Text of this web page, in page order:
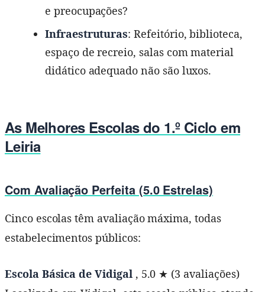
e preocupações?
Infraestruturas: Refeitório, biblioteca,
espaço de recreio, salas com material
didático adequado não são luxos.
As Melhores Escolas do 1.º Ciclo em
Leiria
Com Avaliação Perfeita (5.0 Estrelas)
Cinco escolas têm avaliação máxima, todas
estabelecimentos públicos:
Escola Básica de Vidigal, 5.0 ★ (3 avaliações)